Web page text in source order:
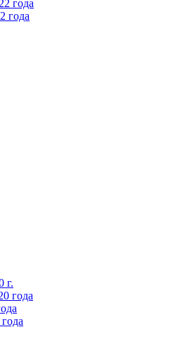
года
года
г.
года